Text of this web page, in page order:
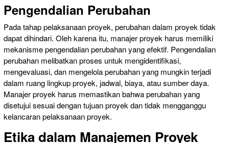
Pengendalian Perubahan
Pada tahap pelaksanaan proyek, perubahan dalam proyek tidak
dapat dihindari. Oleh karena itu, manajer proyek harus memiliki
mekanisme pengendalian perubahan yang efektif. Pengendalian
perubahan melibatkan proses untuk mengidentifikasi,
mengevaluasi, dan mengelola perubahan yang mungkin terjadi
dalam ruang lingkup proyek, jadwal, biaya, atau sumber daya.
Manajer proyek harus memastikan bahwa perubahan yang
disetujui sesuai dengan tujuan proyek dan tidak mengganggu
kelancaran pelaksanaan proyek.
Etika dalam Manajemen Proyek